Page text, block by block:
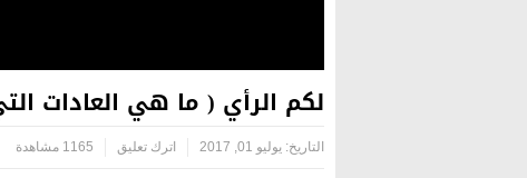
لكم الرأي ( ما هي العادات
التاريخ: يوليو 01, 2017 اترك تعليق 1165 مشاهدة